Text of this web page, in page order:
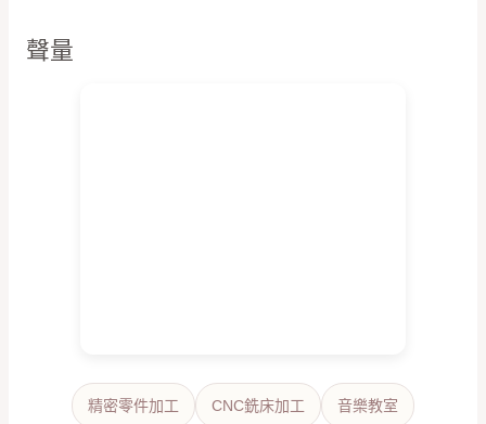
聲量
精密零件加工 CNC銑床加工 音樂教室